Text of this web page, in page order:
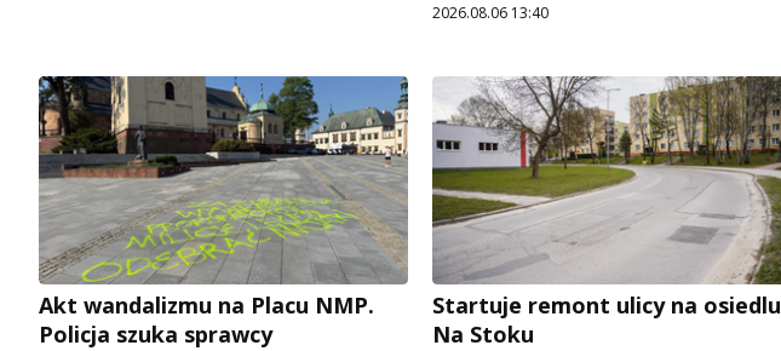
2026.08.06 13:40
Akt wandalizmu na Placu NMP.
Policja szuka sprawcy
Startuje remont ulicy na osiedlu
Na Stoku